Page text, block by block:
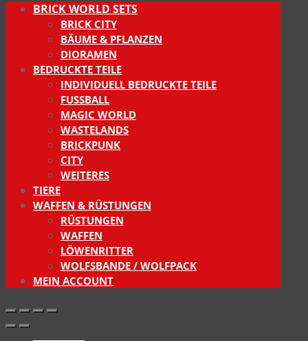
BRICK WORLD SETS
BRICK CITY
BÄUME & PFLANZEN
DIORAMEN
BEDRUCKTE TEILE
INDIVIDUELL BEDRUCKTE TEILE
FUSSBALL
MAGIC WORLD
WASTELANDS
BRICKPUNK
CITY
WEITERES
TIERE
WAFFEN & RÜSTUNGEN
RÜSTUNGEN
WAFFEN
LÖWENRITTER
WOLFSBANDE / WOLFPACK
MEIN ACCOUNT